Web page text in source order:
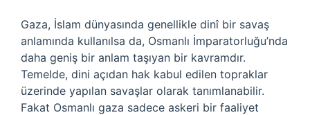
Gaza, İslam dünyasında genellikle dinî bir savaş
anlamında kullanılsa da, Osmanlı İmparatorluğu’nda
daha geniş bir anlam taşıyan bir kavramdır.
Temelde, dini açıdan hak kabul edilen topraklar
üzerinde yapılan savaşlar olarak tanımlanabilir.
Fakat Osmanlı gaza sadece askeri bir faaliyet